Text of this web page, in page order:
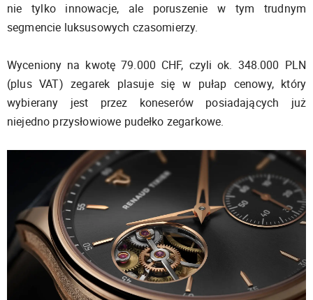
nie tylko innowacje, ale poruszenie w tym trudnym
segmencie luksusowych czasomierzy.
Wyceniony na kwotę 79.000 CHF, czyli ok. 348.000 PLN
(plus VAT) zegarek plasuje się w pułap cenowy, który
wybierany jest przez koneserów posiadających już
niejedno przysłowiowe pudełko zegarkowe.